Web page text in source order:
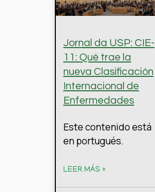
Jornal da USP: CIE-
11: Qué trae la
nueva Clasificación
Internacional de
Enfermedades
Este contenido está
en portugués.
LEER MÁS »